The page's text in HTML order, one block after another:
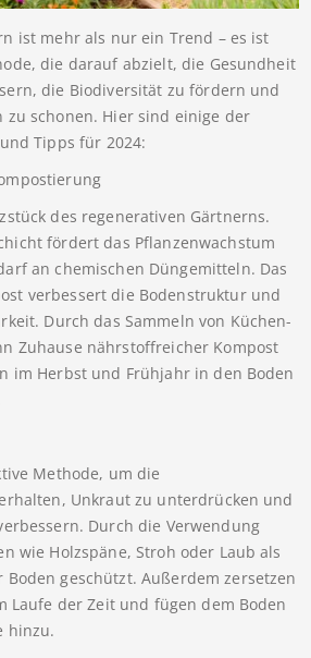
ist mehr als nur ein Trend – es ist
die darauf abzielt, die Gesundheit
die Biodiversität zu fördern und
zu schonen. Hier sind einige der
Tipps für 2024:
des regenerativen Gärtnerns.
fördert das Pflanzenwachstum
an chemischen Düngemitteln. Das
verbessert die Bodenstruktur und
Durch das Sammeln von Küchen-
Zuhause nährstoffreicher Kompost
im Herbst und Frühjahr in den Boden
Methode, um die
Unkraut zu unterdrücken und
Durch die Verwendung
wie Holzspäne, Stroh oder Laub als
geschützt. Außerdem zersetzen
Laufe der Zeit und fügen dem Boden
hinzu.